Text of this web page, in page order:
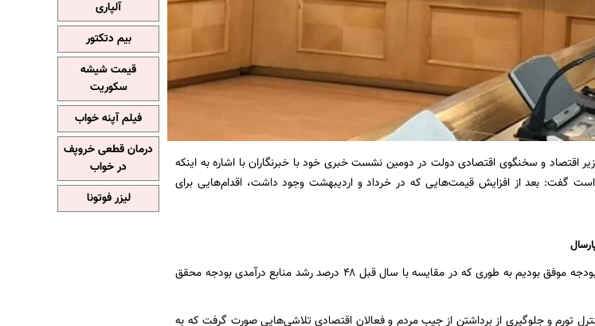
اقتصاد و سخنگوی اقتصادی دولت در دومین نشست خبری خود با خبرنگاران با اشاره به اینکه
گفت: بعد از افزایش قیمت‌هایی که در خرداد و اردیبهشت وجود داشت، اقدام‌هایی برای
وی ادامه داد: تا حد خوبی در کاهش کسری بودجه موفق بودیم به طوری که در مقایسه با سال قبل ۴۸ درصد رشد منابع درآمدی بودجه محقق
تورم و جلوگیری از برداشتن از جیب مردم و فعالان اقتصادی تلاشی‌هایی صورت گرفت که به
آلپاری
بیم دتکتور
قیمت شیشه
سکوریت
فیلم آپنه خواب
درمان قطعی خروپف
در خواب
لیزر فوتونا